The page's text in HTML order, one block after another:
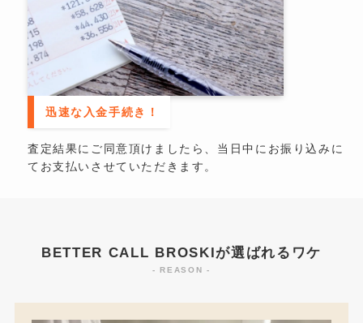
迅速な入金手続き！
査定結果にご同意頂けましたら、当日中にお振り込みに
てお支払いさせていただきます。
BETTER CALL BROSKIが選ばれるワケ
- REASON -